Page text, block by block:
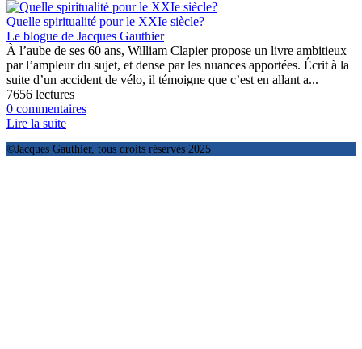
Quelle spiritualité pour le XXIe siècle?
Le blogue de Jacques Gauthier
À l’aube de ses 60 ans, William Clapier propose un livre ambitieux
par l’ampleur du sujet, et dense par les nuances apportées. Écrit à la
suite d’un accident de vélo, il témoigne que c’est en allant a...
7656 lectures
0 commentaires
Lire la suite
©Jacques Gauthier, tous droits réservés 2025